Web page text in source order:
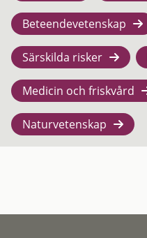
Beteendevetenskap
Särskilda risker
Medicin och friskvård
Naturvetenskap